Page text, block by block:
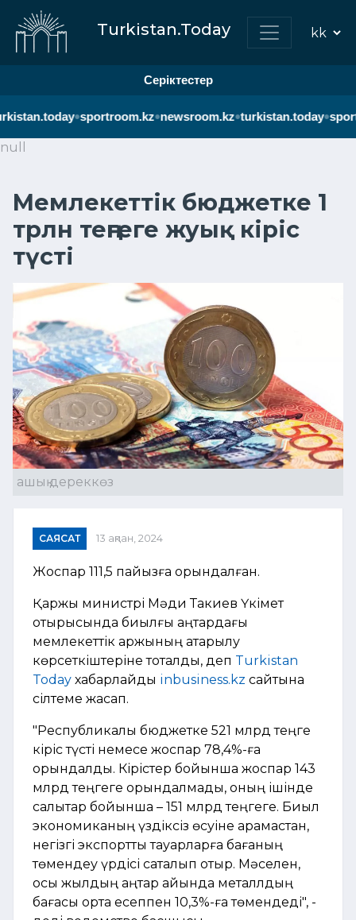
Turkistan.Today
Серіктестер
•sportroom.kz•newsroom.kz•turkistan.today•
null
Мемлекеттік бюджетке 1
трлн теңгеге жуық кіріс
түсті
ашық дереккөз
САЯСАТ 13 ақпан, 2024
Жоспар 111,5 пайызға орындалған.
Қаржы министрі Мәди Такиев Үкімет
отырысында биылғы қаңтардағы
мемлекеттік қаржының атқарылу
көрсеткіштеріне тоқталды, деп Turkistan
Today хабарлайды inbusiness.kz сайтына
сілтеме жасап.
"Республикалық бюджетке 521 млрд теңге
кіріс түсті немесе жоспар 78,4%-ға
орындалды. Кірістер бойынша жоспар 143
млрд теңгеге орындалмады, оның ішінде
салықтар бойынша – 151 млрд теңгеге. Биыл
экономиканың үздіксіз өсуіне қарамастан,
негізгі экспорттық тауарларға бағаның
төмендеу үрдісі сақталып отыр. Мәселен,
осы жылдың қаңтар айында металлдың
бағасы орта есеппен 10,3%-ға төмендеді", -